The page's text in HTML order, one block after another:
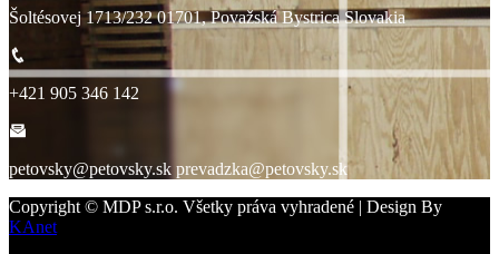
Šoltésovej 1713/232 01701, Považská Bystrica Slovakia
+421 905 346 142
petovsky@petovsky.sk prevadzka@petovsky.sk
Copyright © MDP s.r.o. Všetky práva vyhradené | Design By
KAnet